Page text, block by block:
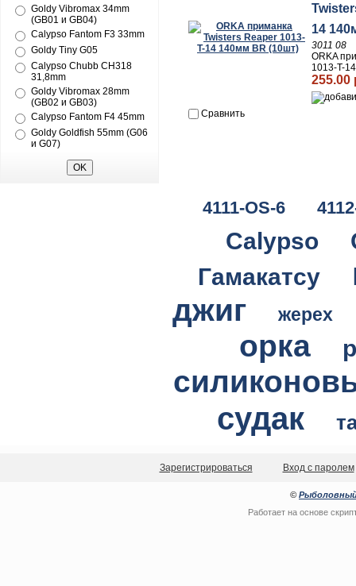
Goldy Vibromax 34mm
(GB01 и GB04)
Calypso Fantom F3 33mm
Goldy Tiny G05
Calypso Chubb CH318
31,8mm
Goldy Vibromax 28mm
(GB02 и GB03)
Calypso Fantom F4 45mm
Goldy Goldfish 55mm (G06
и G07)
14
3011 08
ORKA
1013-T-
255.00
Сравнить
4111-OS-6
Calypso
Гамакатсу
джиг
жерех
орка
судак
Зарегистрироваться Вход с паролем
© Рыболовный
Работает на основе